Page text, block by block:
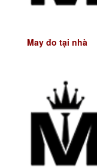
May đo tại nhà